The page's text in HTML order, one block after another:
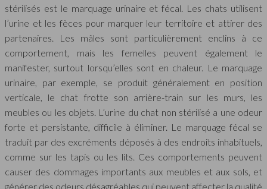
stérilisés est le marquage urinaire et fécal. Les chats utilisent
l’urine et les fèces pour marquer leur territoire et attirer des
partenaires. Les mâles sont particulièrement enclins à ce
comportement, mais les femelles peuvent également le
manifester, surtout lorsqu’elles sont en chaleur. Le marquage
urinaire, par exemple, se produit généralement en position
verticale, le chat frotte son arrière-train sur les murs, les
meubles ou les objets. L’urine du chat non stérilisé a une odeur
forte et persistante, difficile à éliminer. Le marquage fécal se
traduit par des excréments déposés à des endroits inhabituels,
comme sur les tapis ou les lits. Ces comportements peuvent
causer des dommages importants aux meubles et aux sols, et
générer des odeurs désagréables qui peuvent affecter la qualité